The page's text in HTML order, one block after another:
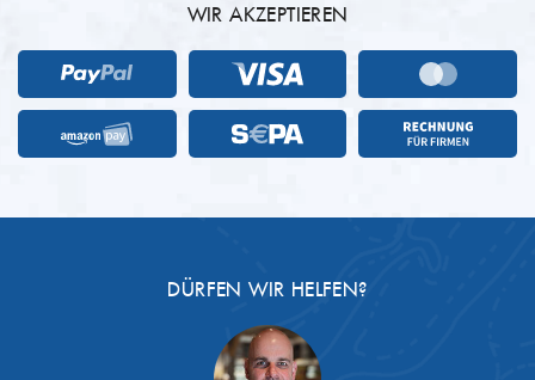
WIR AKZEPTIEREN
DÜRFEN WIR HELFEN?